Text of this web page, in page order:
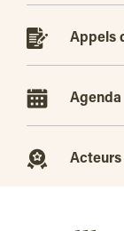
Appels
Agenda